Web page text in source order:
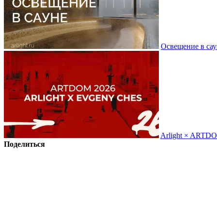
Освещение в
Arlight ×
Поделиться